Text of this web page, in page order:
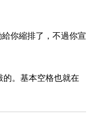
你縮排了，不過你宣
。基本空格也就在